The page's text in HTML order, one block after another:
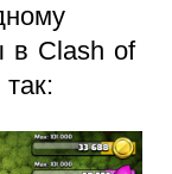
в Clash of